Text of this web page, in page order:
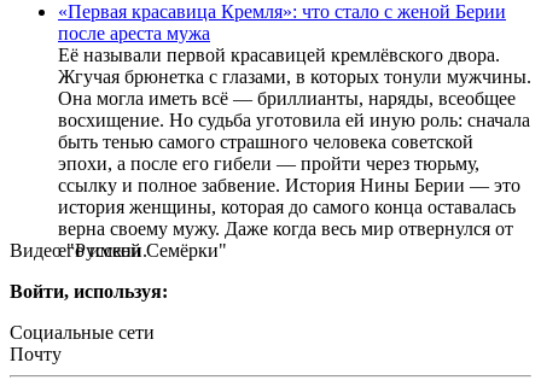
Видео "Русской Семёрки"
«Первая красавица Кремля»: что стало с женой Берии
после ареста мужа
Её называли первой красавицей кремлёвского двора.
Жгучая брюнетка с глазами, в которых тонули мужчины.
Она могла иметь всё — бриллианты, наряды, всеобщее
восхищение. Но судьба уготовила ей иную роль: сначала
быть тенью самого страшного человека советской
эпохи, а после его гибели — пройти через тюрьму,
ссылку и полное забвение. История Нины Берии — это
история женщины, которая до самого конца оставалась
верна своему мужу. Даже когда весь мир отвернулся от
его имени.
Войти, используя:
Социальные сети
Почту